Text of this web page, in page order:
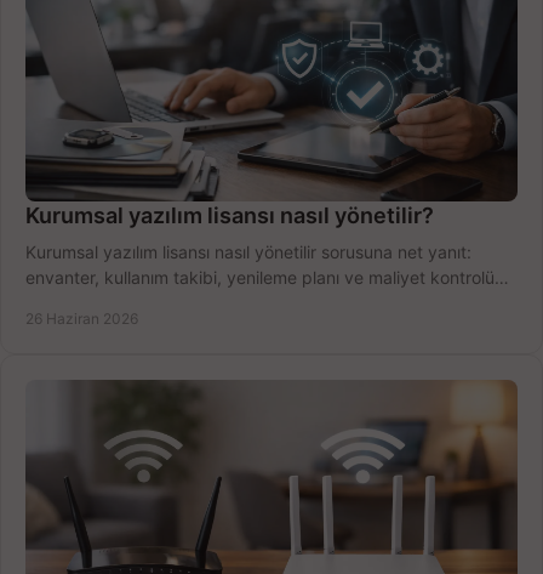
Kurumsal yazılım lisansı nasıl yönetilir?
Kurumsal yazılım lisansı nasıl yönetilir sorusuna net yanıt:
envanter, kullanım takibi, yenileme planı ve maliyet kontrolü
26 Haziran 2026